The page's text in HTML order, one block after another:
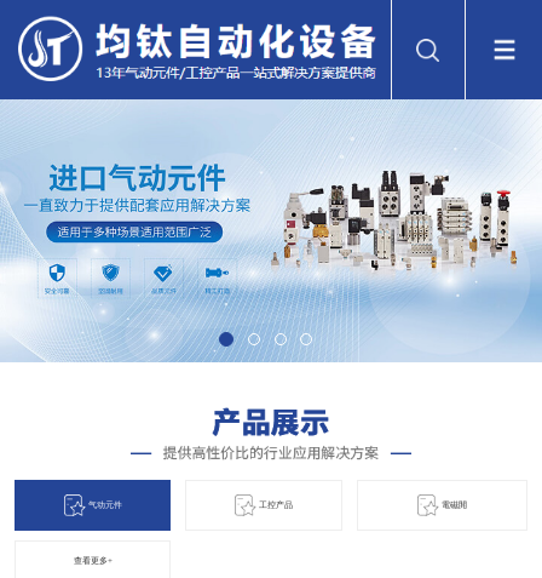
气动元件 工控产品 電磁閞
查看更多+